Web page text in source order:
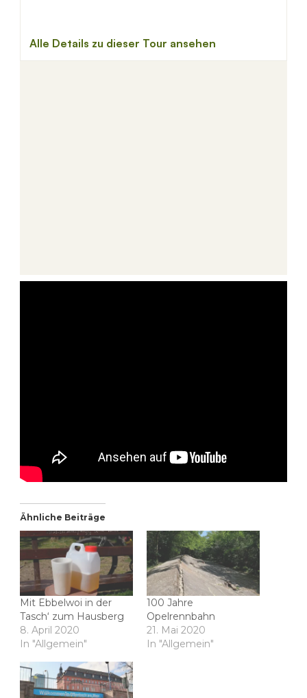
Ähnliche Beiträge
Mit Ebbelwoi in der
Tasch‘ zum Hausberg
8. April 2020
In "Allgemein"
100 Jahre
Opelrennbahn
21. Mai 2020
In "Allgemein"